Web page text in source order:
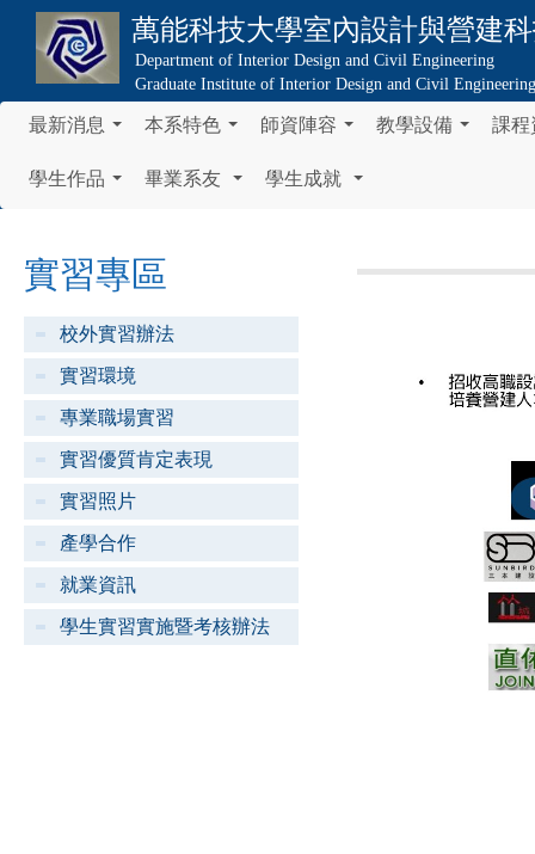
萬能科技大學室內設計與營建
Department of Interior Design and Civil Engineering
Graduate Institute of Interior Design and Civil
最新消息 本系特色 師資陣容 教學設備 課程
學生作品 畢業系友 學生成就
實習專區
校外實習辦法
實習環境
專業職場實習
實習優質肯定表現
實習照片
產學合作
就業資訊
學生實習實施暨考核辦法